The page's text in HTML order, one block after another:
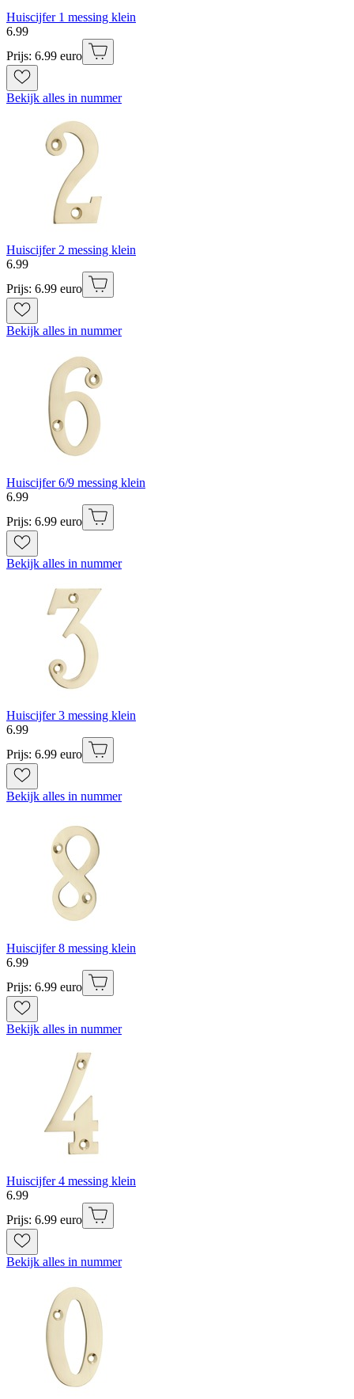
Huiscijfer 1 messing klein
6.99
Prijs: 6.99 euro
Bekijk alles in nummer
Huiscijfer 2 messing klein
6.99
Prijs: 6.99 euro
Bekijk alles in nummer
Huiscijfer 6/9 messing klein
6.99
Prijs: 6.99 euro
Bekijk alles in nummer
Huiscijfer 3 messing klein
6.99
Prijs: 6.99 euro
Bekijk alles in nummer
Huiscijfer 8 messing klein
6.99
Prijs: 6.99 euro
Bekijk alles in nummer
Huiscijfer 4 messing klein
6.99
Prijs: 6.99 euro
Bekijk alles in nummer